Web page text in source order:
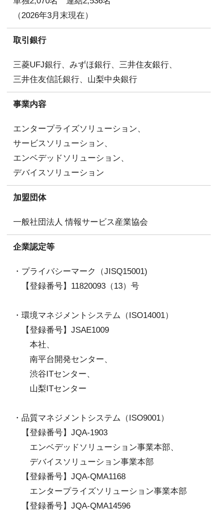
（2026年3月末現在）
取引銀行
三菱UFJ銀行、みずほ銀行、三井住友銀行、
三井住友信託銀行、山梨中央銀行
事業内容
エンタープライズソリューション、
サービスソリューション、
エンベデッドソリューション、
デバイスソリューション
加盟団体
一般社団法人 情報サービス産業協会
企業認定等
・プライバシーマーク（JISQ15001)
【登録番号】 11820093（13）号
・環境マネジメントシステム（ISO14001）
【登録番号】JSAE1009
本社、
南平台開発センター、
渋谷ITセンター、
山梨ITセンター
・品質マネジメントシステム（ISO9001）
【登録番号】JQA-1903
エンベデッドソリューション事業本部、
デバイスソリューション事業本部
【登録番号】JQA-QMA1168
エンタープライズソリューション事業本部
【登録番号】JQA-QMA14596